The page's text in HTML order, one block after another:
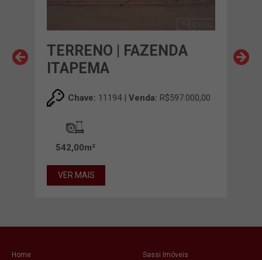
TERRENO | FAZENDA
ITAPEMA
Chave: 11194 | Venda: R$597.000,00
542,00m²
VER MAIS
Home
Sassi Imóveis